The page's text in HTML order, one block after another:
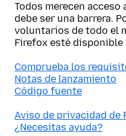
Todos merecen
debe ser una barrera.
voluntarios de todo el
Firefox esté disponible
Comprueba los
Notas de lanzamiento
Código fuente
Aviso de privacidad de
¿Necesitas ayuda?